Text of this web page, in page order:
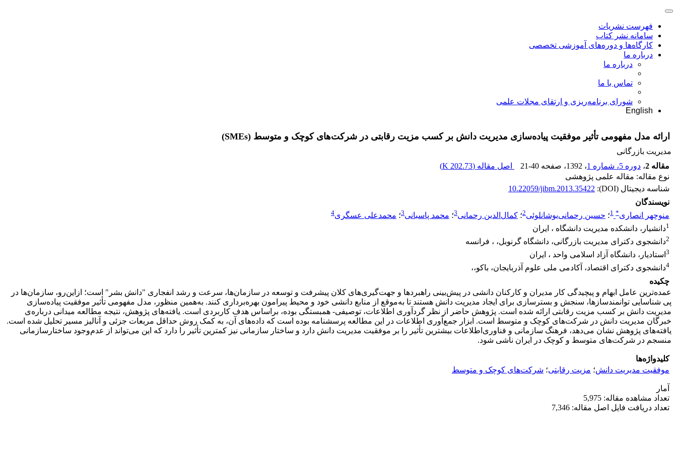
فهرست نشریات
سامانه نشر کتاب
کارگاه‌ها و دوره‌های آموزشی تخصصی
درباره ما
درباره ما
تماس با ما
شورای برنامه‌ریزی و ارتقای مجلات علمی
English
ارائه مدل مفهومی تأثیر موفقیت پیاده‌سازی مدیریت دانش بر کسب مزیت رقابتی در شرکت‌های کوچک و متوسط (SMEs)
مدیریت بازرگانی
مقاله 2
، دوره 5، شماره 1 ، 1392 ، صفحه 21-40 اصل مقاله (202.73 K
)
نوع مقاله: مقاله علمی پژوهشی
شناسه دیجیتال (DOI):
10.22059/jibm.2013.35422
نویسندگان
منوچهر انصاری*
1؛ حسین رحمانی‌یوشانلوئی2؛ کمال‌الدین رحمانی3؛ محمد پاسبانی3؛ محمدعلی عسگری4
1دانشیار، دانشکده مدیریت دانشگاه ، ایران
2دانشجوی دکترای مدیریت بازرگانی، دانشگاه گرنوبل، ، فرانسه
3 استادیار، دانشگاه آزاد اسلامی واحد ، ایران
4دانشجوی دکترای اقتصاد، آکادمی ملی علوم آذربایجان، باکو،،
چکیده
عمده‌ترین عامل ابهام و پیچیدگی کار مدیران و کارکنان دانشی در پیش‌بینی راهبردها و جهت‌گیری‌های کلان پیشرفت و توسعه در سازمان‌ها، سرعت و رشد انفجاری "دانش بشر" است؛ ازاین‌رو، سازمان‌ها در
پی شناسایی توانمندسازها، سنجش و ‌بسترسازی برای ایجاد مدیریت دانش هستند تا به‌موقع از منابع دانشی خود و‌ محیط پیرامون بهره‌برداری کنند. به‌همین منظور، مدل مفهومی تأثیر موفقیت پیاده‌سازی
مدیریت دانش بر کسب مزیت رقابتی ارائه شده است. پژوهش حاضر از نظر گردآوری اطلاعات، توصیفی- همبستگی بوده، براساس هدف کاربردی است. یافته‌های پژوهش، نتیجه مطالعه میدانی درباره‌ی
خبرگان مدیریت دانش در شرکت‌های کوچک و متوسط است. ابزار جمع‌آوری اطلاعات در این مطالعه پرسشنامه بوده است که داده‌های آن، به کمک روش حداقل مربعات جزئی و آنالیز مسیر تحلیل شده است.
یافته‌های پژوهش نشان‌ می‌دهد، فرهنگ سازمانی و فناوری‌اطلاعات بیشترین تأثیر را بر موفقیت مدیریت دانش دارد و ساختار سازمانی نیز کمترین تأثیر را دارد که این می‌تواند از عدم‌وجود ساختارسازمانی
منسجم در شرکت‌های متوسط و کوچک در ایران ناشی شود.
کلیدواژه‌ها
موفقیت مدیریت دانش؛ مزیت رقابتی؛ شرکت‌های کوچک و متوسط
آمار
تعداد مشاهده مقاله: 5,975
تعداد دریافت فایل اصل مقاله: 7,346